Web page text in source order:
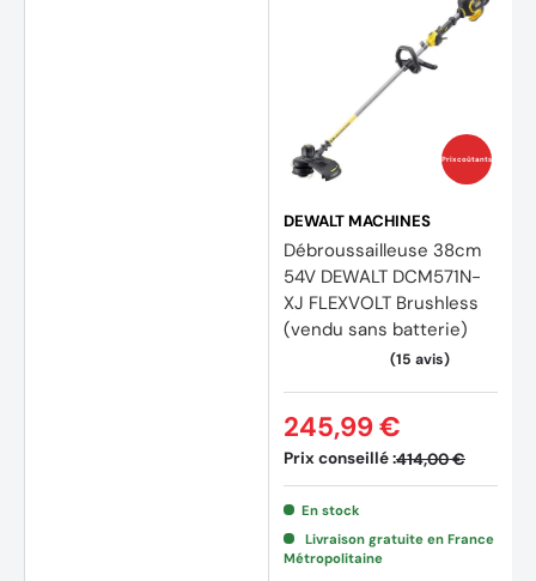
Prix coûtants
DEWALT MACHINES
Débroussailleuse 38cm
54V DEWALT DCM571N-
XJ FLEXVOLT Brushless
(vendu sans batterie)
Prix conseillé :414,00 €
245,99 €
En stock
Livraison gratuite en France
Métropolitaine